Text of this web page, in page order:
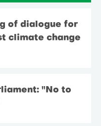
of dialogue for
climate change
"No to